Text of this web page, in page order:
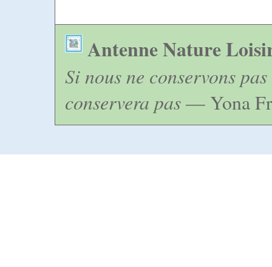
Antenne Nature
Si nous ne conservons
conservera pas— Yona